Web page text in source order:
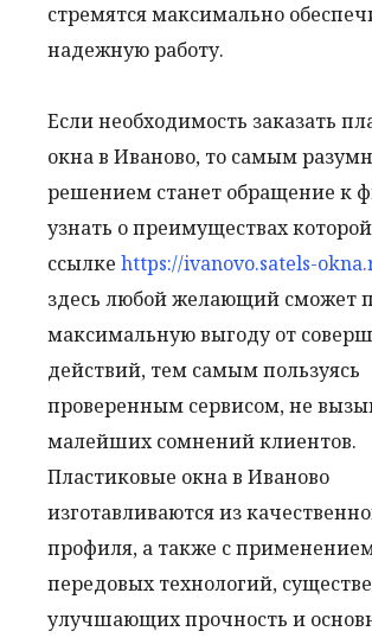
стремятся максимально
надежную работу.
Если необходимость заказать
окна в Иваново, то самым
решением станет обращение к
узнать о преимуществах
ссылке https://ivanovo.satels-
здесь любой желающий сможет
максимальную выгоду от
действий, тем самым пользуясь
проверенным сервисом, не
малейших сомнений клиентов.
Пластиковые окна в Иваново
изготавливаются из
профиля, а также с
передовых технологий,
улучшающих прочность и